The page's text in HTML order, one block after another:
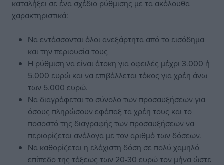
καταλήξει σε ένα σχέδιο ρύθμισης με τα ακόλουθα
χαρακτηριστικά:
Να εντάσσονται όλοι ανεξάρτητα από το εισόδημα
και την περιουσία τους
Η ρύθμιση να είναι άτοκη για οφειλές μέχρι 3.000 ή
5.000 ευρώ και να επιβάλλεται τόκος για χρέη άνω
των 5.000 ευρώ.
Να διαγράφεται το σύνολο των προσαυξήσεων για
όσους πληρώσουν εφάπαξ τα χρέη τους και το
ποσοστό της διαγραφής των προσαυξήσεων να
περιορίζεται ανάλογα με τον αριθμό των δόσεων.
Να καθορίζεται η ελάχιστη δόση σε πολύ χαμηλό
επίπεδο της τάξεως των 20-30 ευρώ τον μήνα ώστε